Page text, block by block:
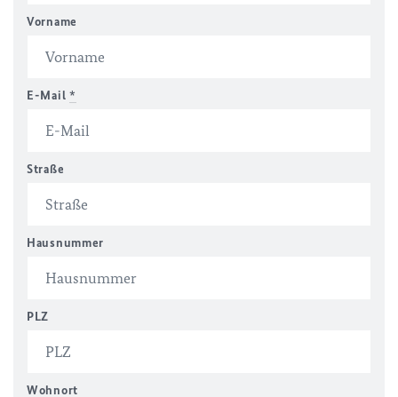
Vorname
E-Mail *
Straße
Hausnummer
PLZ
Wohnort